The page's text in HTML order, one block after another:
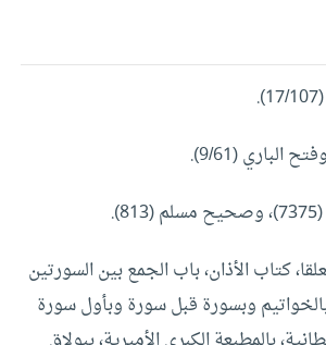
كتاب الأذان، ‌‌باب الجمع بين السورتين
وبسورة قبل سورة وبأول سورة